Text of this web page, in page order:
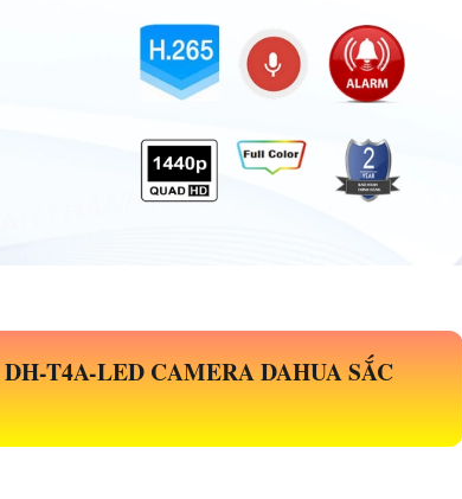
DH-T4A-LED CAMERA DAHUA SẮC